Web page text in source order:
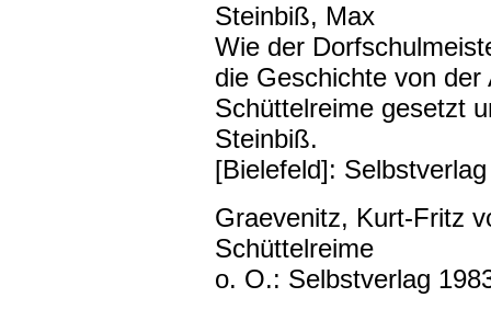
Steinbiß, Max
Wie der
die Geschichte von
Schüttelreime gesetzt
Steinbiß.
[Bielefeld]:
Graevenitz, Kurt-Fritz
Schüttelreime
o. O.: Selbstverlag